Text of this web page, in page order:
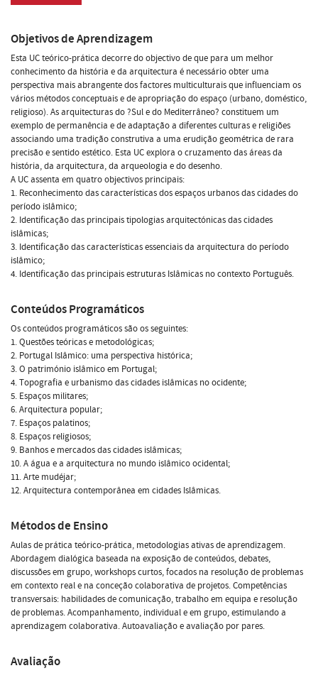
Objetivos de Aprendizagem
Esta UC teórico-prática decorre do objectivo de que para um melhor
conhecimento da história e da arquitectura é necessário obter uma
perspectiva mais abrangente dos factores multiculturais que influenciam os
vários métodos conceptuais e de apropriação do espaço (urbano, doméstico,
religioso). As arquitecturas do ?Sul e do Mediterrâneo? constituem um
exemplo de permanência e de adaptação a diferentes culturas e religiões
associando uma tradição construtiva a uma erudição geométrica de rara
precisão e sentido estético. Esta UC explora o cruzamento das áreas da
história, da arquitectura, da arqueologia e do desenho.
A UC assenta em quatro objectivos principais:
1. Reconhecimento das características dos espaços urbanos das cidades do
período islâmico;
2. Identificação das principais tipologias arquitectónicas das cidades
islâmicas;
3. Identificação das características essenciais da arquitectura do período
islâmico;
4. Identificação das principais estruturas Islâmicas no contexto Português.
Conteúdos Programáticos
Os conteúdos programáticos são os seguintes:
1. Questões teóricas e metodológicas;
2. Portugal Islâmico: uma perspectiva histórica;
3. O património islâmico em Portugal;
4. Topografia e urbanismo das cidades islâmicas no ocidente;
5. Espaços militares;
6. Arquitectura popular;
7. Espaços palatinos;
8. Espaços religiosos;
9. Banhos e mercados das cidades islâmicas;
10. A água e a arquitectura no mundo islâmico ocidental;
11. Arte mudéjar;
12. Arquitectura contemporânea em cidades Islâmicas.
Métodos de Ensino
Aulas de prática teórico-prática, metodologias ativas de aprendizagem.
Abordagem dialógica baseada na exposição de conteúdos, debates,
discussões em grupo, workshops curtos, focados na resolução de problemas
em contexto real e na conceção colaborativa de projetos. Competências
transversais: habilidades de comunicação, trabalho em equipa e resolução
de problemas. Acompanhamento, individual e em grupo, estimulando a
aprendizagem colaborativa. Autoavaliação e avaliação por pares.
Avaliação